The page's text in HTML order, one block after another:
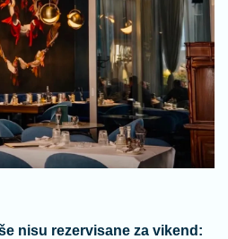
nisu rezervisane za vikend: